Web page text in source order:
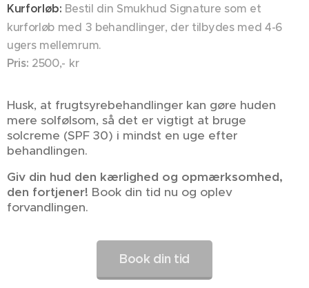
Kurforløb: Bestil din Smukhud Signature som et
kurforløb med 3 behandlinger, der tilbydes med 4-6
ugers mellemrum.
Pris: 2500,- kr
Husk, at frugtsyrebehandlinger kan gøre huden
mere solfølsom, så det er vigtigt at bruge
solcreme (SPF 30) i mindst en uge efter
behandlingen.
Giv din hud den kærlighed og opmærksomhed,
den fortjener! Book din tid nu og oplev
forvandlingen.
Book din tid